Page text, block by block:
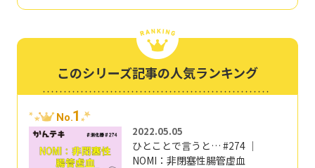
このシリーズ記事の人気ランキング
No.1
2022.05.05
ひとことで言うと… #274 ｜
NOMI：非閉塞性腸管虚血